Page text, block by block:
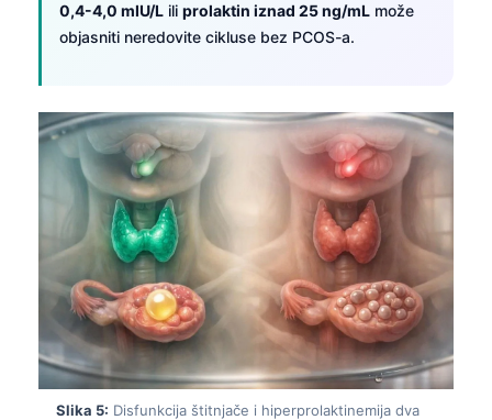
0,4-4,0 mIU/L ili prolaktin iznad 25 ng/mL može
objasniti neredovite cikluse bez PCOS-a.
Slika 5: Disfunkcija štitnjače i hiperprolaktinemija dva